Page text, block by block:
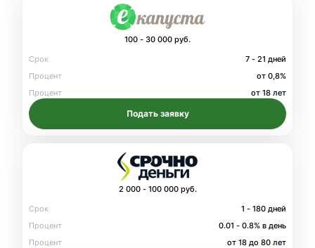
100 - 30 000 руб.
Срок
7 - 21 дней
Процент
от 0,8%
Процент
от 18 лет
Подать заявку
2 000 - 100 000 руб.
Срок
1 - 180 дней
Процент
0.01 - 0.8% в день
Процент
от 18 до 80 лет